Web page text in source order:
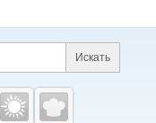
по сайту и
Искать